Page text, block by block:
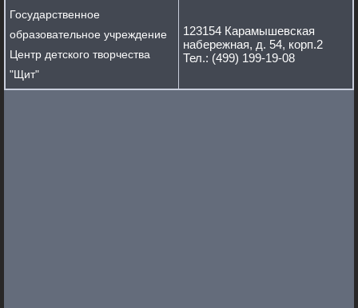
Государственное
образовательное учреждение
Центр детского творчества
"Щит"
123154 Карамышевская
набережная, д. 54, корп.2
Тел.: (499) 199-19-08